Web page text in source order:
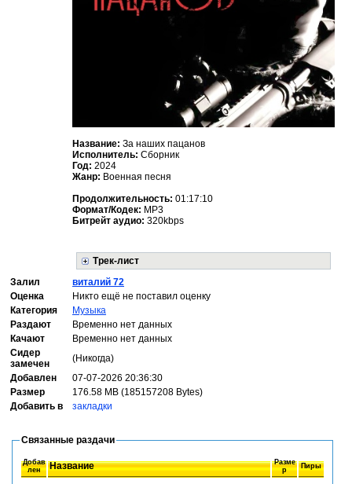
Название: За наших пацанов
Исполнитель: Сборник
Год: 2024
Жанр: Военная песня
Продолжительность: 01:17:10
Формат/Кодек: MP3
Битрейт аудио: 320kbps
Трек-лист
Залил
виталий 72
Оценка
Никто ещё не поставил оценку
Категория
Музыка
Раздают
Временно нет данных
Качают
Временно нет данных
Сидер
замечен
(Никогда)
Добавлен
07-07-2026 20:36:30
Размер
176.58 MB (185157208 Bytes)
Добавить в
закладки
Связанные раздачи
Добав
лен
Название
Разме
р
Пиры